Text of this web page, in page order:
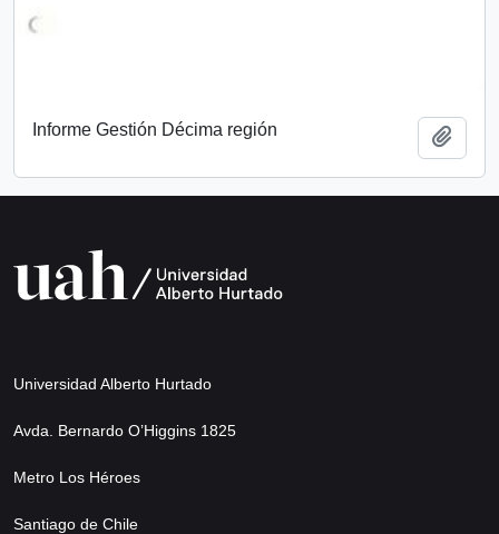
Informe Gestión Décima región
Universidad Alberto Hurtado
Avda. Bernardo O’Higgins 1825
Metro Los Héroes
Santiago de Chile